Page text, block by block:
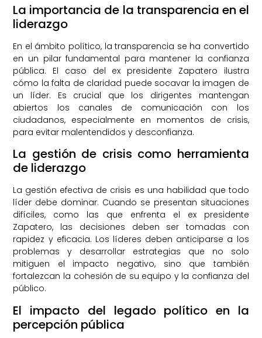
La importancia de la transparencia en el
liderazgo
En el ámbito político, la transparencia se ha convertido
en un pilar fundamental para mantener la confianza
pública. El caso del ex presidente Zapatero ilustra
cómo la falta de claridad puede socavar la imagen de
un líder. Es crucial que los dirigentes mantengan
abiertos los canales de comunicación con los
ciudadanos, especialmente en momentos de crisis,
para evitar malentendidos y desconfianza.
La gestión de crisis como herramienta
de liderazgo
La gestión efectiva de crisis es una habilidad que todo
líder debe dominar. Cuando se presentan situaciones
difíciles, como las que enfrenta el ex presidente
Zapatero, las decisiones deben ser tomadas con
rapidez y eficacia. Los líderes deben anticiparse a los
problemas y desarrollar estrategias que no solo
mitiguen el impacto negativo, sino que también
fortalezcan la cohesión de su equipo y la confianza del
público.
El impacto del legado político en la
percepción pública